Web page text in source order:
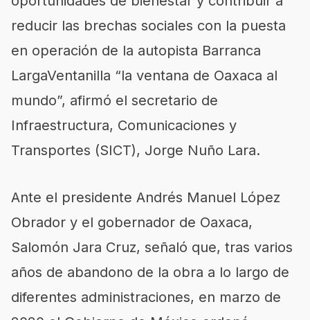
reducir las brechas sociales con la puesta
en operación de la autopista Barranca
LargaVentanilla “la ventana de Oaxaca al
mundo”, afirmó el secretario de
Infraestructura, Comunicaciones y
Transportes (SICT), Jorge Nuño Lara.
Ante el presidente Andrés Manuel López
Obrador y el gobernador de Oaxaca,
Salomón Jara Cruz, señaló que, tras varios
años de abandono de la obra a lo largo de
diferentes administraciones, en marzo de